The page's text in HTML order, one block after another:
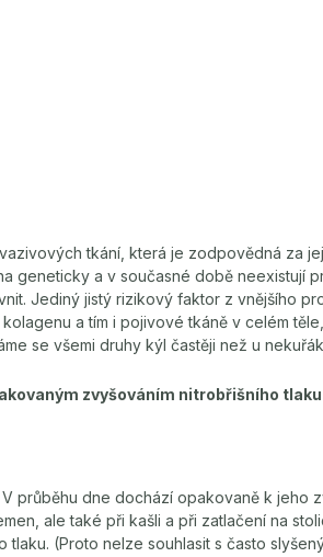
tkání, která je zodpovědná za
geneticky a v současné době neexistují
Jediný jistý rizikový faktor z vnějšího
a tím i pojivové tkáně v celém
se všemi druhy kýl častěji než u
zvyšováním nitrobřišního
průběhu dne dochází opakovaně k jeho
ale také při kašli a při zatlačení na
tlaku. (Proto nelze souhlasit s často